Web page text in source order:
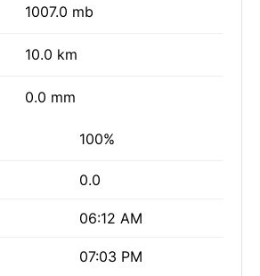
1007.0 mb
10.0 km
0.0 mm
100%
0.0
06:12 AM
07:03 PM